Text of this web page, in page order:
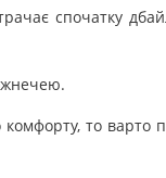
спочатку
то